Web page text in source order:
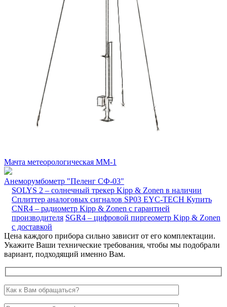
Мачта метеорологическая ММ-1
Анеморумбометр "Пеленг СФ-03"
SOLYS 2 – солнечный трекер Kipp & Zonen в наличии
Сплиттер аналоговых сигналов SP03 EYC-TECH Купить
CNR4 – радиометр Kipp & Zonen с гарантией
производителя SGR4 – цифровой пиргеометр Kipp & Zonen
с доставкой
Цена каждого прибора сильно зависит от его комплектации.
Укажите Ваши технические требования, чтобы мы подобрали
вариант, подходящий именно Вам.